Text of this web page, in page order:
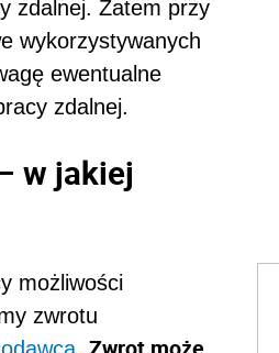
zdalnej. Zatem przy
wykorzystywanych
ewentualne
zdalnej.
w jakiej
możliwości
zwrotu
.